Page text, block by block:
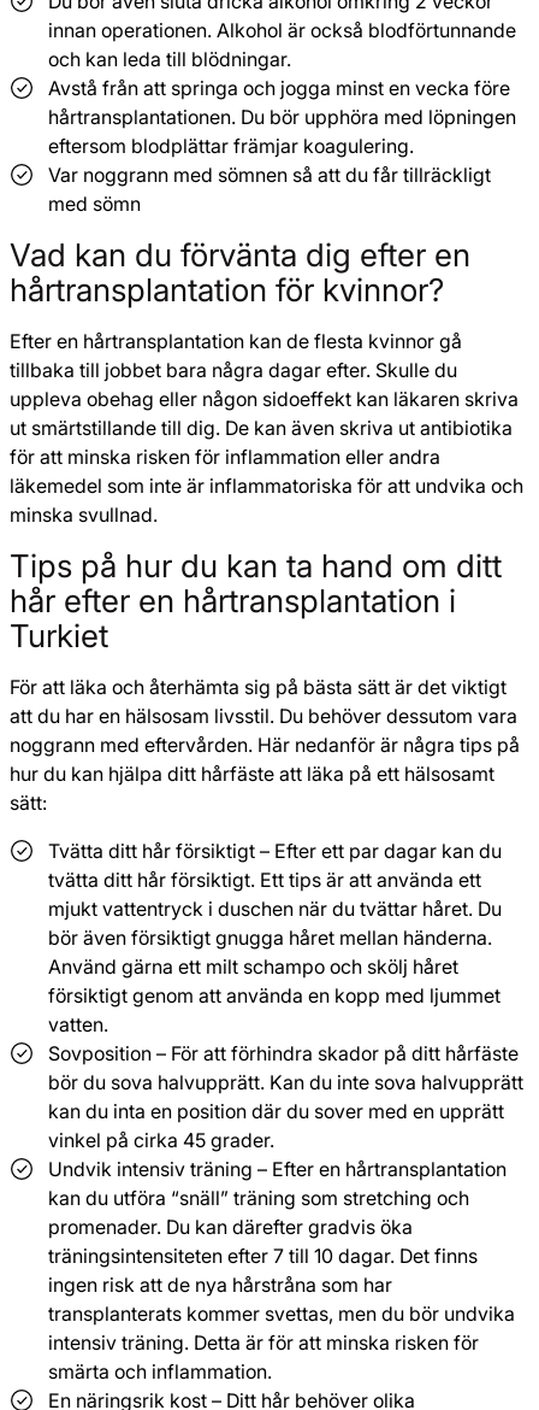
innan operationen. Alkohol är också blodförtunnande
och kan leda till blödningar.
Avstå från att springa och jogga minst en vecka före
hårtransplantationen. Du bör upphöra med löpningen
eftersom blodplättar främjar koagulering.
Var noggrann med sömnen så att du får tillräckligt
med sömn
Vad kan du förvänta dig efter en
hårtransplantation för kvinnor?
Efter en hårtransplantation kan de flesta kvinnor gå
tillbaka till jobbet bara några dagar efter. Skulle du
uppleva obehag eller någon sidoeffekt kan läkaren skriva
ut smärtstillande till dig. De kan även skriva ut antibiotika
för att minska risken för inflammation eller andra
läkemedel som inte är inflammatoriska för att undvika och
minska svullnad.
Tips på hur du kan ta hand om ditt
hår efter en hårtransplantation i
Turkiet
För att läka och återhämta sig på bästa sätt är det viktigt
att du har en hälsosam livsstil. Du behöver dessutom vara
noggrann med eftervården. Här nedanför är några tips på
hur du kan hjälpa ditt hårfäste att läka på ett hälsosamt
sätt:
Tvätta ditt hår försiktigt – Efter ett par dagar kan du
tvätta ditt hår försiktigt. Ett tips är att använda ett
mjukt vattentryck i duschen när du tvättar håret. Du
bör även försiktigt gnugga håret mellan händerna.
Använd gärna ett milt schampo och skölj håret
försiktigt genom att använda en kopp med ljummet
vatten.
Sovposition – För att förhindra skador på ditt hårfäste
bör du sova halvupprätt. Kan du inte sova halvupprätt
kan du inta en position där du sover med en upprätt
vinkel på cirka 45 grader.
Undvik intensiv träning – Efter en hårtransplantation
kan du utföra “snäll” träning som stretching och
promenader. Du kan därefter gradvis öka
träningsintensiteten efter 7 till 10 dagar. Det finns
ingen risk att de nya hårstråna som har
transplanterats kommer svettas, men du bör undvika
intensiv träning. Detta är för att minska risken för
smärta och inflammation.
En näringsrik kost – Ditt hår behöver olika